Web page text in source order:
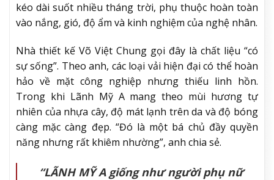
kéo dài suốt nhiều tháng trời, phụ thuộc hoàn toàn
vào nắng, gió, độ ẩm và kinh nghiệm của nghệ nhân.
Nhà thiết kế Võ Việt Chung gọi đây là chất liệu “có
sự sống”. Theo anh, các loại vải hiện đại có thể hoàn
hảo về mặt công nghiệp nhưng thiếu linh hồn.
Trong khi Lãnh Mỹ A mang theo mùi hương tự
nhiên của nhựa cây, độ mát lạnh trên da và độ bóng
càng mặc càng đẹp. “Đó là một bá chủ đầy quyền
năng nhưng rất khiêm nhường”, anh chia sẻ.
“LÃNH MỸ A giống như người phụ nữ